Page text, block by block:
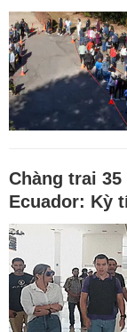
Chàng trai
Ecuador: Kỳ